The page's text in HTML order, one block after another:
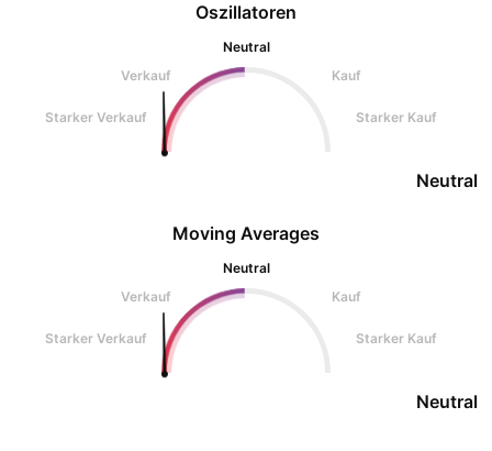
Oszillatoren
Neutral
Verkauf
Kauf
Starker Verkauf Starker Kauf
Neutral
Moving Averages
Neutral
Verkauf
Kauf
Starker Verkauf Starker Kauf
Neutral